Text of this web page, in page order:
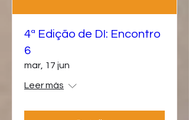
4ª Edição de DI: Encontro
6
mar, 17 jun
Leer más